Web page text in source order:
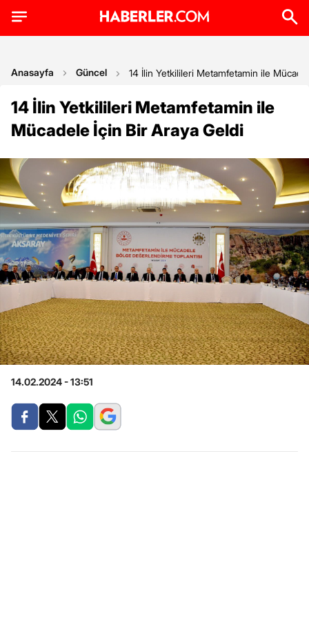
Anasayfa Güncel 14 İlin Yetkilileri Metamfetamin ile
14 İlin Yetkilileri Metamfetamin ile
Mücadele İçin Bir Araya Geldi
14.02.2024 - 13:51